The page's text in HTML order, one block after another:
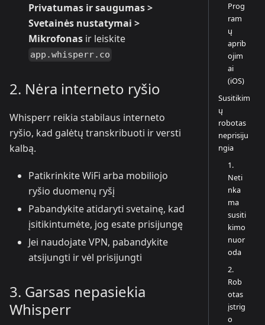
Privatumas ir saugumas >
Svetainės nustatymai >
Mikrofonas ir leiskite
app.whisperr.co
2. Nėra interneto ryšio
Whisperr reikia stabilaus interneto
ryšio, kad galėtų transkribuoti ir versti
kalbą.
Patikrinkite WiFi arba mobiliojo
ryšio duomenų ryšį
Pabandykite atidaryti svetainę, kad
įsitikintumėte, jog esate prisijungę
Jei naudojate VPN, pabandykite
atsijungti ir vėl prisijungti
3. Garsas nepasiekia
Whisperr
Prog
ram
ų
aprib
ojim
ai
(iOS)
Susitikim
ų
robotas
neprisiju
ngia
1.
Neti
nka
ma
susiti
kimo
nuor
oda
2.
Rob
otas
įstrig
o